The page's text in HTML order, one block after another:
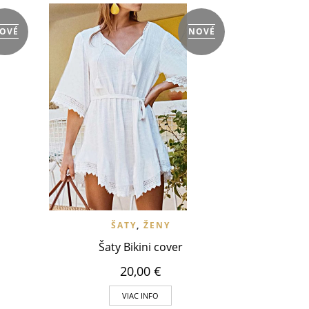
NOVÉ
VLOŽIŤ DO WISHLIST RÝCHLY NÁHĽAD
ŠATY, ŽENY
Šaty Bikini cover
20,00 €
VIAC INFO